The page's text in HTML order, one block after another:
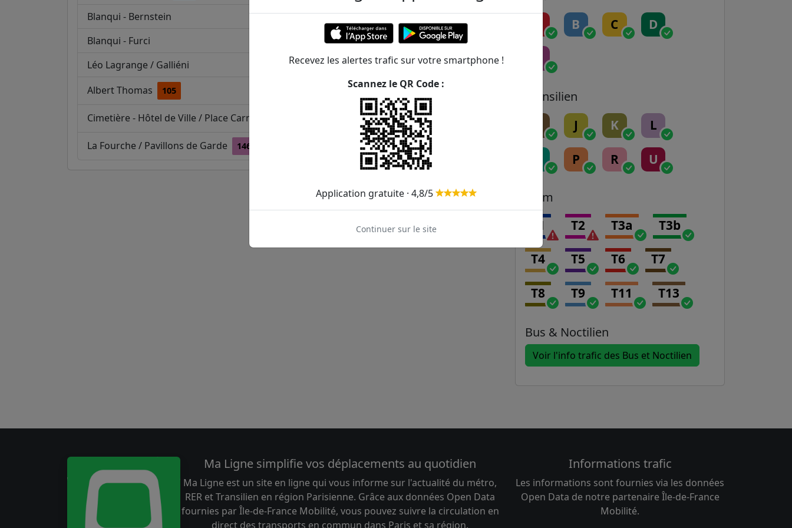
Blanqui - Bernstein 409m
Blanqui - Furci 626m
Léo Lagrange / Galliéni 629m
Albert Thomas 105
Cimetière - Hôtel de Ville / Place Carnot
La Fourche / Pavillons de Garde 146
B C D
Transilien
J K L
P R U
Tram
T1 T2 T3a T3b
T4 T5 T6 T7
T8 T9 T11 T13
Bus & Noctilien
Voir l'info trafic des Bus et Noctilien
Ma Ligne simplifie vos déplacements au quotidien
Ma Ligne est un site en ligne qui vous informe sur l'actualité du métro,
RER et Transilien en région Parisienne. Grâce aux données Open Data
fournies par Île-de-France Mobilité, vous pouvez suivre la circulation en
direct des transports en commun dans Paris et sa région.
Informations trafic
Les informations sont fournies via les données
Open Data de notre partenaire Île-de-France
Mobilité.
Recevez les alertes trafic sur votre smartphone !
Scannez le QR Code :
Application gratuite · 4,8/5
Continuer sur le site